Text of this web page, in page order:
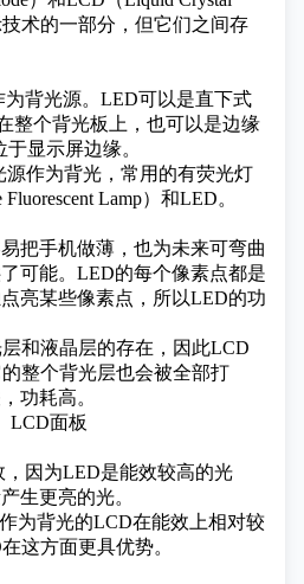
术的一部分，但它们之间存
背光源。LED可以是直下式
整个背光板上，也可以是边缘
显示屏边缘。
作为背光，常用的有荧光灯
Fluorescent Lamp）和LED。
把手机做薄，也为未来可弯曲
可能。LED的每个像素点都是
亮某些像素点，所以LED的功
和液晶层的存在，因此LCD
整个背光层也会被全部打
功耗高。
因为LED是能效较高的光
生更亮的光。
为背光的LCD在能效上相对较
这方面更具优势。